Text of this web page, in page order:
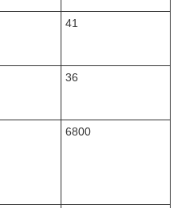
41
36
6800